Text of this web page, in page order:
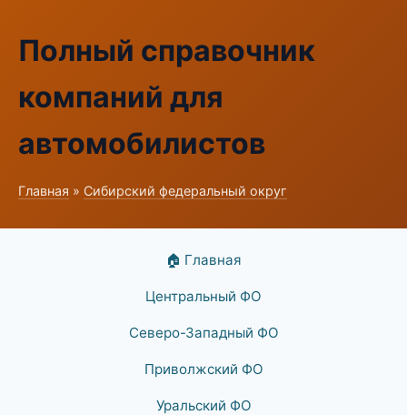
Полный справочник
компаний для
автомобилистов
Главная » Сибирский федеральный округ
🏠 Главная
Центральный ФО
Северо-Западный ФО
Приволжский ФО
Уральский ФО